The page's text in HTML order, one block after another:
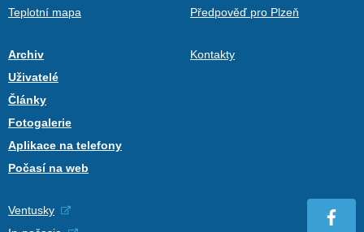
Teplotní mapa
Předpověď pro Plzeň
Archiv
Uživatelé
Články
Fotogalerie
Aplikace na telefony
Počasí na web
Kontakty
Ventusky